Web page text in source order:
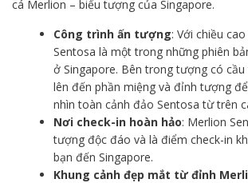
cá Merlion – biểu tượng của Singapore.
Công trình ấn tượng: Với chiều
Sentosa là một trong những phiên
ở Singapore. Bên trong tượng có
lên đến phần miệng và đỉnh tượng
nhìn toàn cảnh đảo Sentosa từ trên
Nơi check-in hoàn hảo: Merlion
tượng độc đáo và là điểm check-in
bạn đến Singapore.
Khung cảnh đẹp mắt từ đỉnh